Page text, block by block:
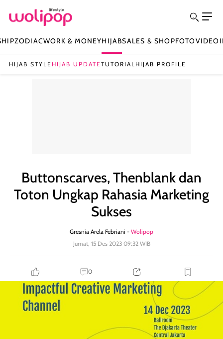
ZODIACWORK & MONEYHIJABSALES & SHOPFOTOVIDEO
HIJAB STYLE HIJAB UPDATETUTORIAL HIJAB PROFILE
Buttonscarves, Thenblank dan
Toton Ungkap Rahasia Marketing
Sukses
Gresnia Arela Febriani - Wolipop
Jumat, 15 Des 2023 09:32 WIB
0